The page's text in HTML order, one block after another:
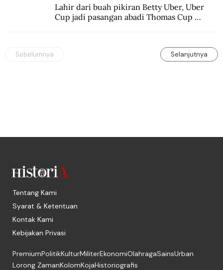
Lahir dari buah pikiran Betty Uber, Uber
Cup jadi pasangan abadi Thomas Cup
Sebelumnya Selanjutnya
Tentang Kami
Syarat & Ketentuan
Kontak Kami
Kebijakan Privasi
PremiumPolitikKulturMiliterEkonomiOlahragaSainsUrban
Lorong ZamanKolomKojaHistoriografis